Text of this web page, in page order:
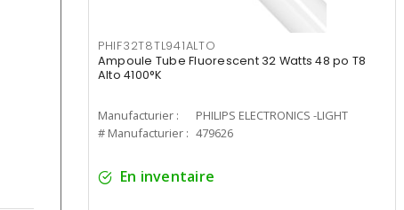
PHIF32T8TL941ALTO
Ampoule Tube Fluorescent 32 Watts 48 po T8
Alto 4100°K
Manufacturier :
PHILIPS ELECTRONICS -LIGHT
# Manufacturier : 479626
En inventaire